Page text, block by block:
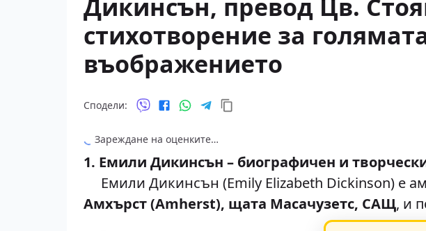
Дикинсън, превод Цв.
стихотворение за
въображението
Сподели:
Зареждане на оценките…
1. Емили Дикинсън – биографичен и
Емили Дикинсън (Emily Elizabeth Dickinson) е
Амхърст (Amherst), щата Масачузетс, САЩ, и